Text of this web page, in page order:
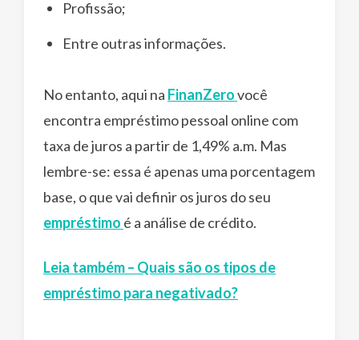
Profissão;
Entre outras informações.
No entanto, aqui na FinanZerovocê
encontra empréstimo pessoal online com
taxa de juros a partir de 1,49% a.m. Mas
lembre-se: essa é apenas uma porcentagem
base, o que vai definir os juros do seu
empréstimo é a análise de crédito.
Leia também – Quais são os tipos de
empréstimo para negativado?